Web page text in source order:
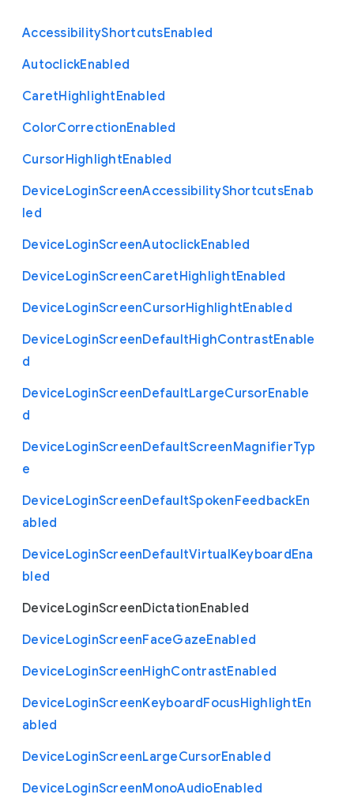
AccessibilityShortcutsEnabled
AutoclickEnabled
CaretHighlightEnabled
ColorCorrectionEnabled
CursorHighlightEnabled
DeviceLoginScreenAccessibilityShortcutsEnab
led
DeviceLoginScreenAutoclickEnabled
DeviceLoginScreenCaretHighlightEnabled
DeviceLoginScreenCursorHighlightEnabled
DeviceLoginScreenDefaultHighContrastEnable
d
DeviceLoginScreenDefaultLargeCursorEnable
d
DeviceLoginScreenDefaultScreenMagnifierTyp
e
DeviceLoginScreenDefaultSpokenFeedbackEn
abled
DeviceLoginScreenDefaultVirtualKeyboardEna
bled
DeviceLoginScreenDictationEnabled
DeviceLoginScreenFaceGazeEnabled
DeviceLoginScreenHighContrastEnabled
DeviceLoginScreenKeyboardFocusHighlightEn
abled
DeviceLoginScreenLargeCursorEnabled
DeviceLoginScreenMonoAudioEnabled